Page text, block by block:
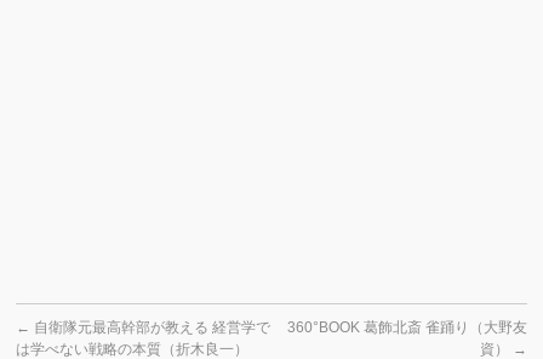
← 自衛隊元最高幹部が教える 経営学で
は学べない戦略の本質（折木良一）
360°BOOK 葛飾北斎 雀踊り（大野友
資）
→